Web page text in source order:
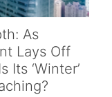
As
Lays Off
Its ‘Winter’